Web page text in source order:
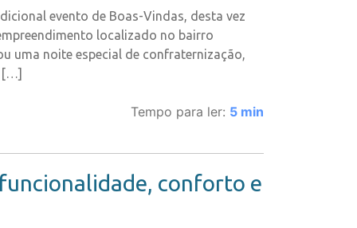
evento de Boas-Vindas, desta vez
localizado no bairro
uma noite especial de confraternização,
[…]
Tempo para ler: 5 min
conforto e